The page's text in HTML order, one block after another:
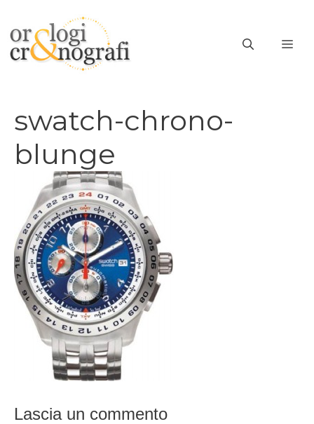
contenuto
swatch-chrono-
blunge
Lascia un commento